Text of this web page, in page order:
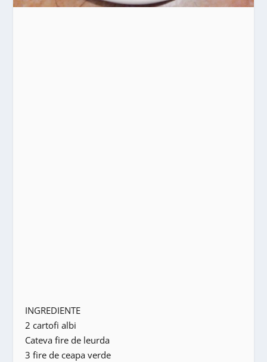
INGREDIENTE
2 cartofi albi
Cateva fire de leurda
3 fire de ceapa verde